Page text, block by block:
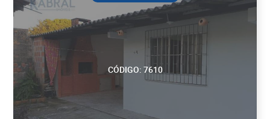
CÓDIGO: 7610